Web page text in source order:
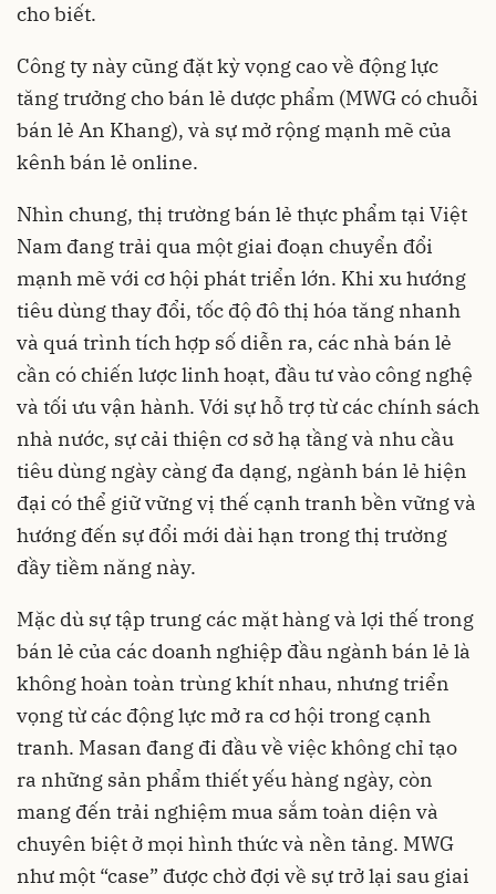
cho biết.
Công ty này cũng đặt kỳ vọng cao về động lực
tăng trưởng cho bán lẻ dược phẩm (MWG có chuỗi
bán lẻ An Khang), và sự mở rộng mạnh mẽ của
kênh bán lẻ online.
Nhìn chung, thị trường bán lẻ thực phẩm tại Việt
Nam đang trải qua một giai đoạn chuyển đổi
mạnh mẽ với cơ hội phát triển lớn. Khi xu hướng
tiêu dùng thay đổi, tốc độ đô thị hóa tăng nhanh
và quá trình tích hợp số diễn ra, các nhà bán lẻ
cần có chiến lược linh hoạt, đầu tư vào công nghệ
và tối ưu vận hành. Với sự hỗ trợ từ các chính sách
nhà nước, sự cải thiện cơ sở hạ tầng và nhu cầu
tiêu dùng ngày càng đa dạng, ngành bán lẻ hiện
đại có thể giữ vững vị thế cạnh tranh bền vững và
hướng đến sự đổi mới dài hạn trong thị trường
đầy tiềm năng này.
Mặc dù sự tập trung các mặt hàng và lợi thế trong
bán lẻ của các doanh nghiệp đầu ngành bán lẻ là
không hoàn toàn trùng khít nhau, nhưng triển
vọng từ các động lực mở ra cơ hội trong cạnh
tranh. Masan đang đi đầu về việc không chỉ tạo
ra những sản phẩm thiết yếu hàng ngày, còn
mang đến trải nghiệm mua sắm toàn diện và
chuyên biệt ở mọi hình thức và nền tảng. MWG
như một “case” được chờ đợi về sự trở lại sau giai